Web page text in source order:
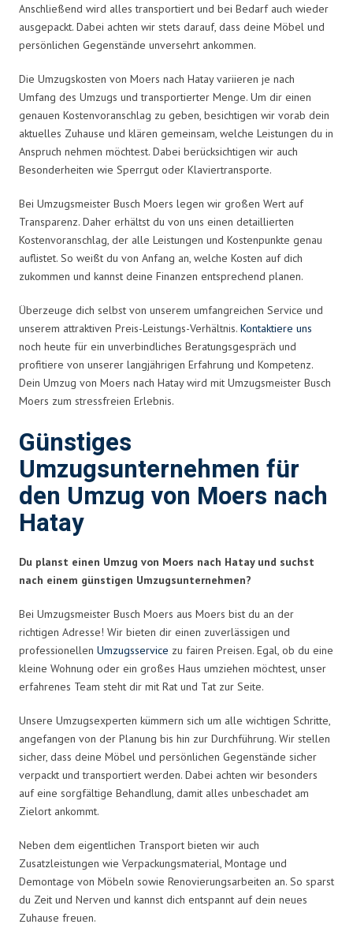
Anschließend wird alles transportiert und bei Bedarf auch wieder
ausgepackt. Dabei achten wir stets darauf, dass deine Möbel und
persönlichen Gegenstände unversehrt ankommen.
Die Umzugskosten von Moers nach Hatay variieren je nach
Umfang des Umzugs und transportierter Menge. Um dir einen
genauen Kostenvoranschlag zu geben, besichtigen wir vorab dein
aktuelles Zuhause und klären gemeinsam, welche Leistungen du in
Anspruch nehmen möchtest. Dabei berücksichtigen wir auch
Besonderheiten wie Sperrgut oder Klaviertransporte.
Bei Umzugsmeister Busch Moers legen wir großen Wert auf
Transparenz. Daher erhältst du von uns einen detaillierten
Kostenvoranschlag, der alle Leistungen und Kostenpunkte genau
auflistet. So weißt du von Anfang an, welche Kosten auf dich
zukommen und kannst deine Finanzen entsprechend planen.
Überzeuge dich selbst von unserem umfangreichen Service und
unserem attraktiven Preis-Leistungs-Verhältnis. Kontaktiere uns
noch heute für ein unverbindliches Beratungsgespräch und
profitiere von unserer langjährigen Erfahrung und Kompetenz.
Dein Umzug von Moers nach Hatay wird mit Umzugsmeister Busch
Moers zum stressfreien Erlebnis.
Günstiges
Umzugsunternehmen für
den Umzug von Moers nach
Hatay
Du planst einen Umzug von Moers nach Hatay und suchst
nach einem günstigen Umzugsunternehmen?
Bei Umzugsmeister Busch Moers aus Moers bist du an der
richtigen Adresse! Wir bieten dir einen zuverlässigen und
professionellen Umzugsservice zu fairen Preisen. Egal, ob du eine
kleine Wohnung oder ein großes Haus umziehen möchtest, unser
erfahrenes Team steht dir mit Rat und Tat zur Seite.
Unsere Umzugsexperten kümmern sich um alle wichtigen Schritte,
angefangen von der Planung bis hin zur Durchführung. Wir stellen
sicher, dass deine Möbel und persönlichen Gegenstände sicher
verpackt und transportiert werden. Dabei achten wir besonders
auf eine sorgfältige Behandlung, damit alles unbeschadet am
Zielort ankommt.
Neben dem eigentlichen Transport bieten wir auch
Zusatzleistungen wie Verpackungsmaterial, Montage und
Demontage von Möbeln sowie Renovierungsarbeiten an. So sparst
du Zeit und Nerven und kannst dich entspannt auf dein neues
Zuhause freuen.